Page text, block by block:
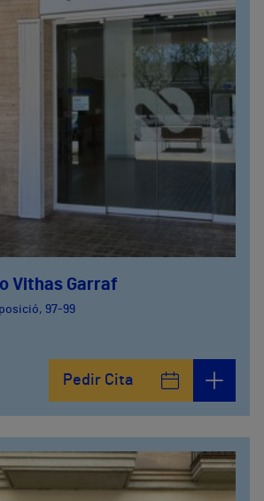
Vithas Garraf
97-99
Pedir Cita